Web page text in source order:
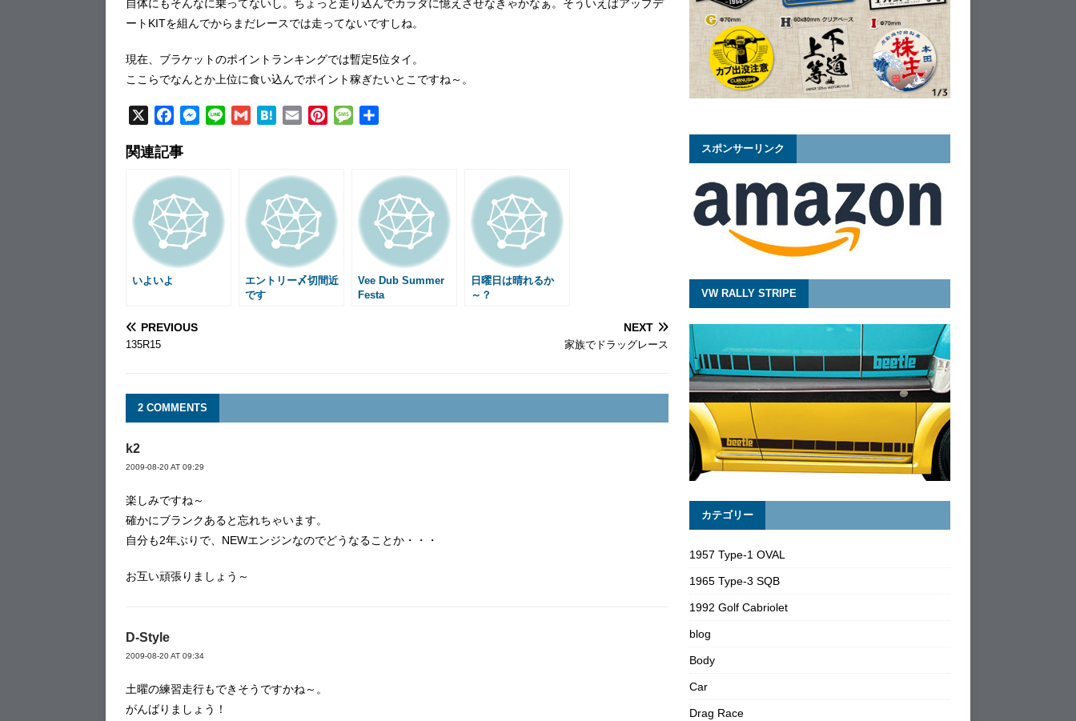
自体にもそんなに乗ってないし。ちょっと走り込んでカラダに憶えさせなきゃかなぁ。そういえばアップデ
ートKITを組んでからまだレースでは走ってないですしね。
現在、ブラケットのポイントランキングでは暫定5位タイ。
ここらでなんとか上位に食い込んでポイント稼ぎたいとこですね～。
c
e
b
o
o
k
M
e
n
g
H
a
P
e
s
g
e
関連記事
いよいよ
エントリー〆切間近
です
Vee Dub Summer
Festa
日曜日は晴れるか
～？
PREVIOUS
135R15
NEXT
家族でドラッグレース
2 COMMENTS
k2
2009-08-20 AT 09:29
楽しみですね～
確かにブランクあると忘れちゃいます。
自分も2年ぶりで、NEWエンジンなのでどうなることか・・・
お互い頑張りましょう～
D-Style
2009-08-20 AT 09:34
土曜の練習走行もできそうですかね～。
がんばりましょう！
スポンサーリンク
VW RALLY STRIPE
カテゴリー
1957 Type-1 OVAL
1965 Type-3 SQB
1992 Golf Cabriolet
blog
Body
Car
Drag Race